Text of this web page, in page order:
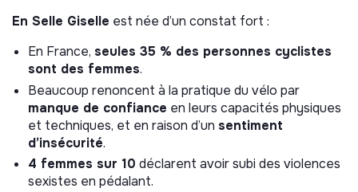
En Selle Giselle est née d’un constat fort :
En France, seules 35 % des personnes cyclistes
sont des femmes.
Beaucoup renoncent à la pratique du vélo par
manque de confiance en leurs capacités physiques
et techniques, et en raison d’un sentiment
d’insécurité.
4 femmes sur 10 déclarent avoir subi des violences
sexistes en pédalant.